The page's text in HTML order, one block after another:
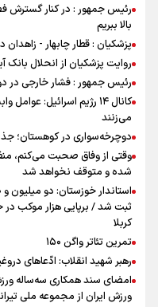
رئیس جمهور : در کنار گسترش
بالا ببریم
پزشکیان : قطار چابهار -
روایت پزشکیان از انحلال بانک
رئیس جمهور : فشار خارجی در
کانال ۱۴ رژیم اسرائیل:
می‌زنند
دوچرخه‌سواری در کوهستان؛
وقتی از وفاق صحبت می‌کنم،
شده و متوقف نخواهد شد
کربلا
تمرین تئاتر واگن ۱۵۰
رهبر شهید انقلاب: ادّعاهای
امضای سند همکاری سه‌ساله
ورزش ایران از مجموعه ملی